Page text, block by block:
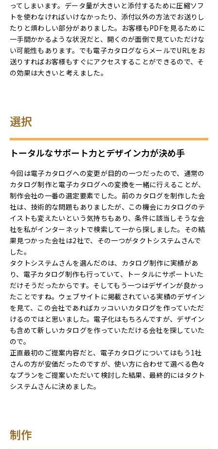
ってしまいます。データ量が大きいと添付するために圧縮ソフ
トを使わなければいけなかったり、添付以外の方法でお送りし
たりと煩わしい部分がありました。お客様もPDFを見るために
一手間かかるような状況だと、開くのが面倒で見ていただけな
い可能性もあります。でも電子カタログならメールでURLをお
送りすればお客様もすぐにアクセスすることができるので、そ
の効果は大きいと考えました。
選択
トータルなサポート力とデザイン力が決め手
今回は電子カタログへの変更が目的の一つだったので、通常の
カタログ制作と電子カタログへの変換を一緒に行えることが、
制作会社の一番の選定要素でした。前のカタログを制作した会
社は、技術的な問題もありましたが、この機会にカタログのテ
イストも変えたいという気持ちもあり、条件に該当しそうな会
社を私がインターネットで検索して一から探しました。その結
果見つかった会社は2社で、その一つがタクトシステムさんで
した。
タクトシステムさんを選んだのは、カタログ制作に実績があ
り、電子カタログ制作も行っていて、トータルにサポートいた
だけそうだったからです。そしてもう一つはデザインが良かっ
たことですね。ウェブサイトに掲載されている実績のデザイン
を見て、この会社であればカッコいいカタログを作っていただ
けるのではと思いました。電子化はもちろんですが、デザイン
も含めて新しいカタログを作っていただける会社を探していた
ので。
正直最初のご提案内容だと、電子カタログについてはもう1社
さんの方が安価だったのですが、使い方に合わせて選べる色々
なプランをご提案いただいて検討した結果、最終的にはタクト
システムさんに決めました。
制作